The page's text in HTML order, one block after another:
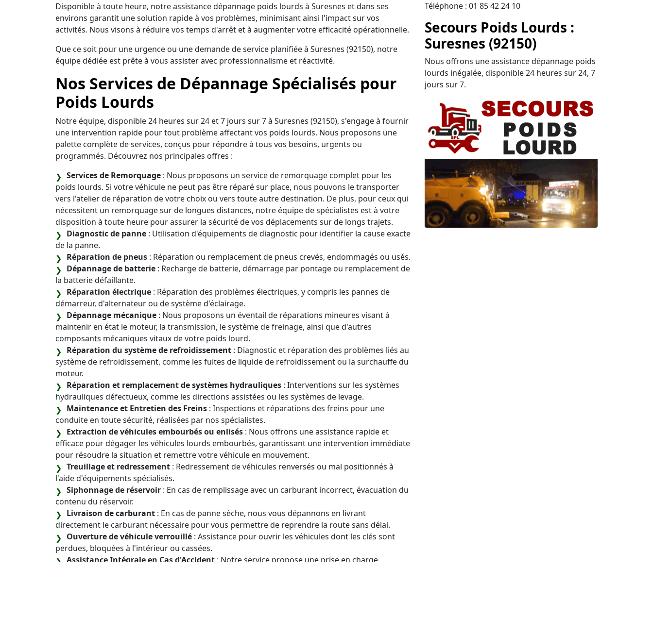
Disponible à toute heure, notre assistance dépannage poids lourds à Suresnes et dans ses
environs garantit une solution rapide à vos problèmes, minimisant ainsi l'impact sur vos
activités. Nous visons à réduire vos temps d'arrêt et à augmenter votre efficacité opérationnelle.
Que ce soit pour une urgence ou une demande de service planifiée à Suresnes (92150), notre
équipe dédiée est prête à vous assister avec professionnalisme et réactivité.
Nos Services de Dépannage Spécialisés pour
Poids Lourds
Notre équipe, disponible 24 heures sur 24 et 7 jours sur 7 à Suresnes (92150), s'engage à fournir
une intervention rapide pour tout problème affectant vos poids lourds. Nous proposons une
palette complète de services, conçus pour répondre à tous vos besoins, urgents ou
programmés. Découvrez nos principales offres :
Services de Remorquage : Nous proposons un service de remorquage complet pour les
poids lourds. Si votre véhicule ne peut pas être réparé sur place, nous pouvons le transporter
vers l'atelier de réparation de votre choix ou vers toute autre destination. De plus, pour ceux qui
nécessitent un remorquage sur de longues distances, notre équipe de spécialistes est à votre
disposition à toute heure pour assurer la sécurité de vos déplacements sur de longs trajets.
Diagnostic de panne : Utilisation d'équipements de diagnostic pour identifier la cause exacte
de la panne.
Réparation de pneus : Réparation ou remplacement de pneus crevés, endommagés ou usés.
Dépannage de batterie : Recharge de batterie, démarrage par pontage ou remplacement de
la batterie défaillante.
Réparation électrique : Réparation des problèmes électriques, y compris les pannes de
démarreur, d'alternateur ou de système d'éclairage.
Dépannage mécanique : Nous proposons un éventail de réparations mineures visant à
maintenir en état le moteur, la transmission, le système de freinage, ainsi que d'autres
composants mécaniques vitaux de votre poids lourd.
Réparation du système de refroidissement : Diagnostic et réparation des problèmes liés au
système de refroidissement, comme les fuites de liquide de refroidissement ou la surchauffe du
moteur.
Réparation et remplacement de systèmes hydrauliques : Interventions sur les systèmes
hydrauliques défectueux, comme les directions assistées ou les systèmes de levage.
Maintenance et Entretien des Freins : Inspections et réparations des freins pour une
conduite en toute sécurité, réalisées par nos spécialistes.
Extraction de véhicules embourbés ou enlisés : Nous offrons une assistance rapide et
efficace pour dégager les véhicules lourds embourbés, garantissant une intervention immédiate
pour résoudre la situation et remettre votre véhicule en mouvement.
Treuillage et redressement : Redressement de véhicules renversés ou mal positionnés à
l'aide d'équipements spécialisés.
Siphonnage de réservoir : En cas de remplissage avec un carburant incorrect, évacuation du
contenu du réservoir.
Livraison de carburant : En cas de panne sèche, nous vous dépannons en livrant
directement le carburant nécessaire pour vous permettre de reprendre la route sans délai.
Ouverture de véhicule verrouillé : Assistance pour ouvrir les véhicules dont les clés sont
perdues, bloquées à l'intérieur ou cassées.
Assistance Intégrale en Cas d'Accident : Notre service propose une prise en charge
Téléphone : 01 85 42 24 10
Secours Poids Lourds :
Suresnes (92150)
Nous offrons une assistance dépannage poids
lourds inégalée, disponible 24 heures sur 24, 7
jours sur 7.